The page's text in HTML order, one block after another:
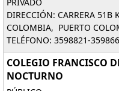
DIRECCIÓN: CARRERA 51B
COLOMBIA, PUERTO
TELÉFONO: 3598821-
COLEGIO FRANCISCO
NOCTURNO